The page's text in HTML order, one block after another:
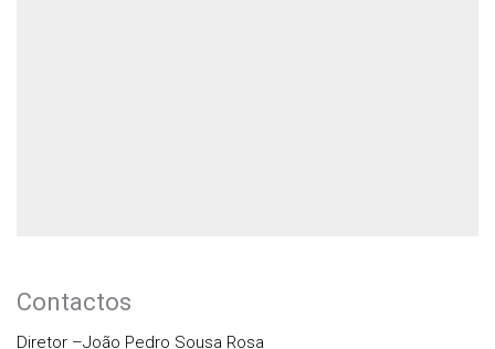
Contactos
Diretor –João Pedro Sousa Rosa